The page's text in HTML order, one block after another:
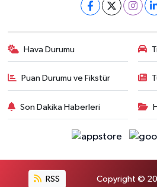
Hava Durumu
Puan Durumu ve Fikstür
Son Dakika Haberleri
RSS Copyright ©